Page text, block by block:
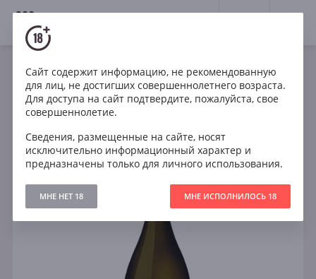
18+
Игристое Белое Полусухое
Италия
Prosecco Casabianca Valdobbiadene Superiore DOCG
Treviso Extra Dry
Сайт содержит информацию, не рекомендованную
для лиц, не достигших совершеннолетнего возраста.
Для доступа на сайт подтвердите, пожалуйста, свое
совершеннолетие.
Сведения, размещенные на сайте, носят
исключительно информационный характер и
предназначены только для личного использования.
МНЕ НЕТ 18 МНЕ ИСПОЛНИЛОСЬ 18